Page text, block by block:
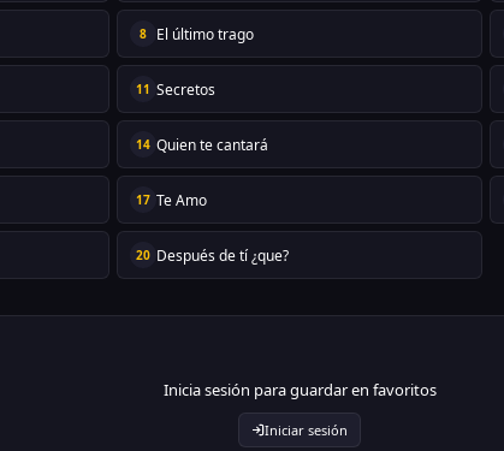
8 El último trago
11 Secretos
14 Quien te cantará
17 Te Amo
20 Después de tí ¿que?
Inicia sesión para guardar en favoritos
Iniciar sesión